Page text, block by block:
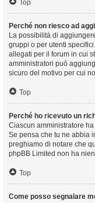
Top
Perché non riesco ad
La possibilità di
gruppi o per utenti
allegati per il forum in cui
amministratori può
sicuro del motivo per cui
Top
Perché ho ricevuto un
Ciascun amministratore
Se pensa che tu ne abbia
preghiamo di notare che
phpBB Limited non ha
Top
Come posso segnalare